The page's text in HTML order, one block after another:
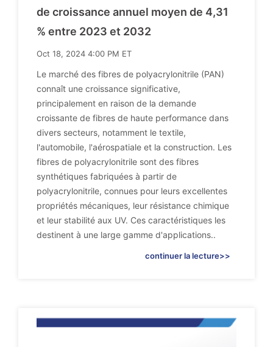
de croissance annuel moyen de 4,31
% entre 2023 et 2032
Oct 18, 2024 4:00 PM ET
Le marché des fibres de polyacrylonitrile (PAN)
connaît une croissance significative,
principalement en raison de la demande
croissante de fibres de haute performance dans
divers secteurs, notamment le textile,
l'automobile, l'aérospatiale et la construction. Les
fibres de polyacrylonitrile sont des fibres
synthétiques fabriquées à partir de
polyacrylonitrile, connues pour leurs excellentes
propriétés mécaniques, leur résistance chimique
et leur stabilité aux UV. Ces caractéristiques les
destinent à une large gamme d'applications..
continuer la lecture>>